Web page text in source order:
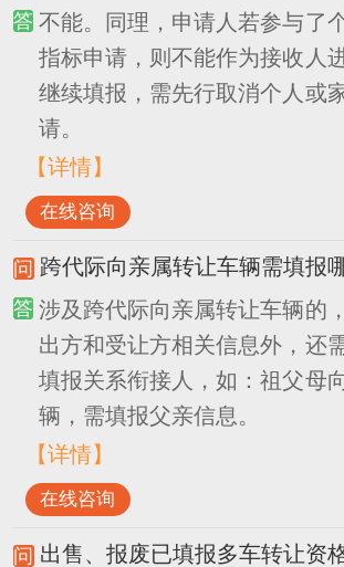
不能。同理，申请人若参与了
指标申请，则不能作为接收人
继续填报，需先行取消个人或
请。
【详情】
在线咨询
跨代际向亲属转让车辆需填报
涉及跨代际向亲属转让车辆的
出方和受让方相关信息外，还
填报关系衔接人，如：祖父母
辆，需填报父亲信息。
【详情】
在线咨询